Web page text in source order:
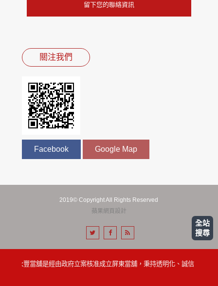
全站
搜尋
留下您的聯絡資訊
關注我們
Facebook Google Map
2019© Copyright All Rights Reserved
蘋果網頁設計
屏東永豐當舖是經由政府立案核准成立屏東當舖，秉持透明化、誠信、便